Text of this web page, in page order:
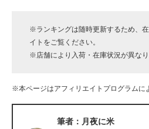
経営リーダーのコミュニティ
ITエンジニア向け専門サイト
※ランキングは随時更新するため、
イトをご覧ください。
※店舗により入荷・在庫状況が異なり
※本ページはアフィリエイトプログラムに
筆者：月夜に米